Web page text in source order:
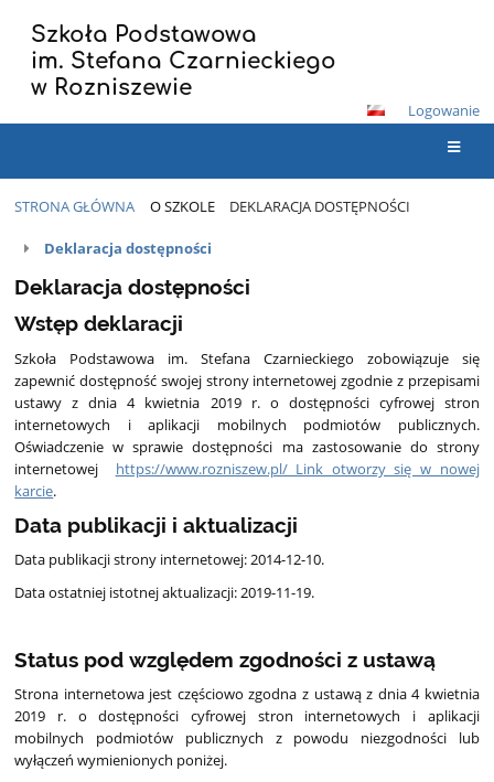
Szkoła Podstawowa
im. Stefana Czarnieckiego
w Rozniszewie
Logowanie
STRONA GŁÓWNA O SZKOLE DEKLARACJA DOSTĘPNOŚCI
Deklaracja
dostępności
Deklaracja dostępności
Deklaracja dostępności
Wstęp deklaracji
Szkoła Podstawowa im. Stefana Czarnieckiego zobowiązuje się
zapewnić dostępność swojej strony internetowej zgodnie z przepisami
ustawy z dnia 4 kwietnia 2019 r. o dostępności cyfrowej stron
internetowych i aplikacji mobilnych podmiotów publicznych.
Oświadczenie w sprawie dostępności ma zastosowanie do strony
internetowej https://www.rozniszew.pl/ Link otworzy się w nowej
karcie.
Data publikacji i aktualizacji
Data publikacji strony internetowej: 2014-12-10.
Data ostatniej istotnej aktualizacji: 2019-11-19.
Status pod względem zgodności z ustawą
Strona internetowa jest częściowo zgodna z ustawą z dnia 4 kwietnia
2019 r. o dostępności cyfrowej stron internetowych i aplikacji
mobilnych podmiotów publicznych z powodu niezgodności lub
wyłączeń wymienionych poniżej.